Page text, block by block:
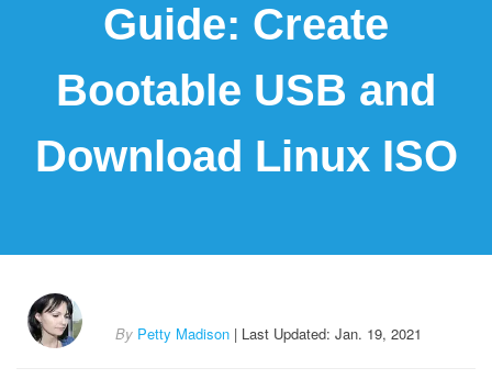
Guide: Create
Bootable USB and
Download Linux ISO
By Petty Madison | Last Updated: Jan. 19, 2021